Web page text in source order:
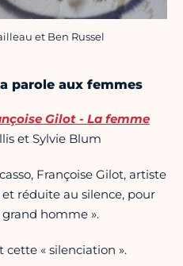
et Ben Russel
parole aux femmes
Gilot - La femme
et Sylvie Blum
Françoise Gilot, artiste
réduite au silence, pour
homme ».
« silenciation ».